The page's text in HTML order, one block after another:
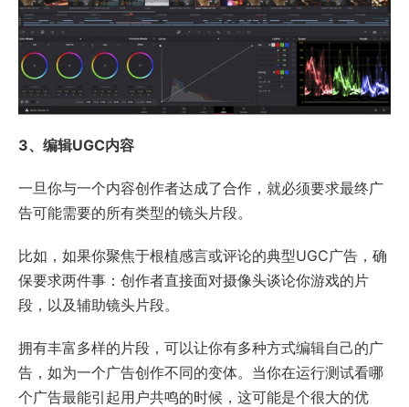
3、编辑UGC内容
一旦你与一个内容创作者达成了合作，就必须要求最终广
告可能需要的所有类型的镜头片段。
比如，如果你聚焦于根植感言或评论的典型UGC广告，确
保要求两件事：创作者直接面对摄像头谈论你游戏的片
段，以及辅助镜头片段。
拥有丰富多样的片段，可以让你有多种方式编辑自己的广
告，如为一个广告创作不同的变体。当你在运行测试看哪
个广告最能引起用户共鸣的时候，这可能是个很大的优